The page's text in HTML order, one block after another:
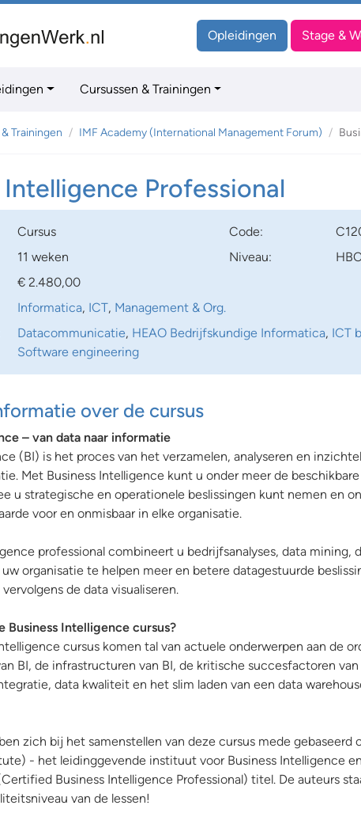
Opleidingen Stage &
Cursussen & Trainingen
Trainingen IMF Academy (International Management Forum)
Intelligence Professional
Cursus Code:
11 weken Niveau:
€ 2.480,00
Informatica, ICT, Management & Org.
Datacommunicatie, HEAO Bedrijfskundige Informatica, ICT
Software engineering
over de cursus
– van data naar informatie
(BI) is het proces van het verzamelen, analyseren en
Met Business Intelligence kunt u onder meer de
u strategische en operationele beslissingen kunt nemen en
voor en onmisbaar in elke organisatie.
professional combineert u bedrijfsanalyses, data mining,
organisatie te helpen meer en betere datagestuurde
de data visualiseren.
Business Intelligence cursus?
cursus komen tal van actuele onderwerpen aan de
BI, de infrastructuren van BI, de kritische succesfactoren
data kwaliteit en het slim laden van een data
zich bij het samenstellen van deze cursus mede gebaseerd
- het leidinggevende instituut voor Business Intelligence
Business Intelligence Professional) titel. De auteurs
van de lessen!